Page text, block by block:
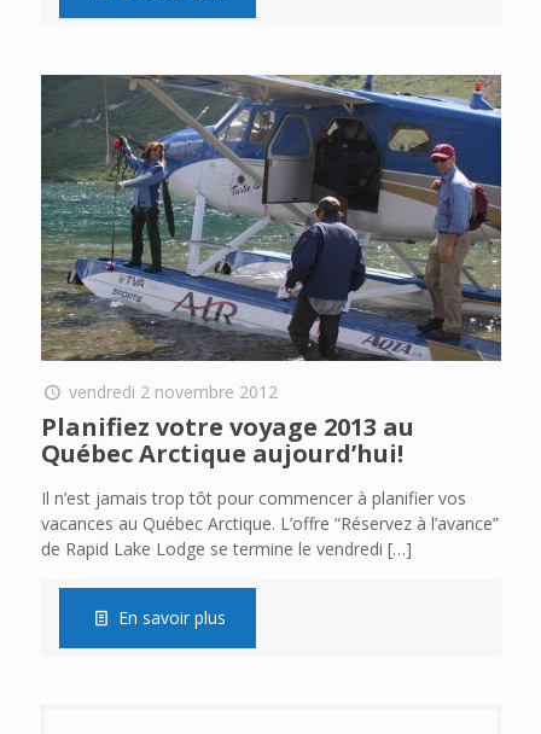
vendredi 2 novembre 2012
Planifiez votre voyage 2013 au
Québec Arctique aujourd’hui!
Il n’est jamais trop tôt pour commencer à planifier vos
vacances au Québec Arctique. L’offre “Réservez à l’avance”
de Rapid Lake Lodge se termine le vendredi […]
En savoir plus